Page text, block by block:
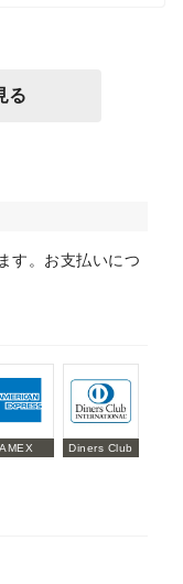
る
す。お支払いにつ
AMEX Diners Club